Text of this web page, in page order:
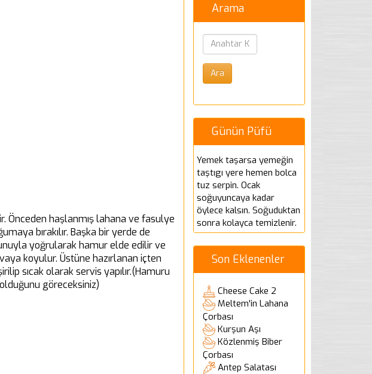
Önceden haşlanmış lahana ve fasulye
bırakılır. Başka bir yerde de
yoğrularak hamur elde edilir ve
koyulur. Üstüne hazırlanan içten
sıcak olarak servis yapılır.(Hamuru
göreceksiniz)
Arama
Günün Püfü
Yemek taşarsa yemeğin
taştıgı yere hemen bolca
tuz serpin. Ocak
soğuyuncaya kadar
öylece kalsın. Soğuduktan
sonra kolayca temizlenir.
Son Eklenenler
Cheese Cake 2
Meltem'in Lahana
Çorbası
Kurşun Aşı
Közlenmiş Biber
Çorbası
Antep Salatası